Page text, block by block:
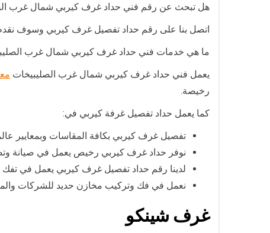
هل تبحث عن رقم فني حداد غرف كيربي شمال غرب
اتصل بنا على رقم حداد تفصيل غرف كيربي وسوف
ما هي خدمات فني حداد غرف كيربي شمال غرب
يعمل فني حداد غرف كيربي شمال غرب الصليبيخات
رخيصة.
كما يعمل حداد تفصيل غرفة كيربي في:
تفصيل غرف كيربي بكافة المقاسات وبمعايير
نوفر حداد غرف كيربي رخيص يعمل في صيانة
لدينا رقم حداد تفصيل غرف كيربي يعمل في
نعمل في فك وتركيب مخازن حديد للشركات
غرف شينكو